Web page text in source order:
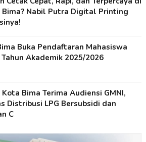
Bima? Nabil Putra Digital Printing
Buka Pendaftaran Mahasiswa
Tahun Akademik 2025/2026
Bima Terima Audiensi GMNI,
Distribusi LPG Bersubsidi dan
C